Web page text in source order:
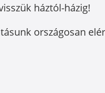
háztól-házig!
országosan